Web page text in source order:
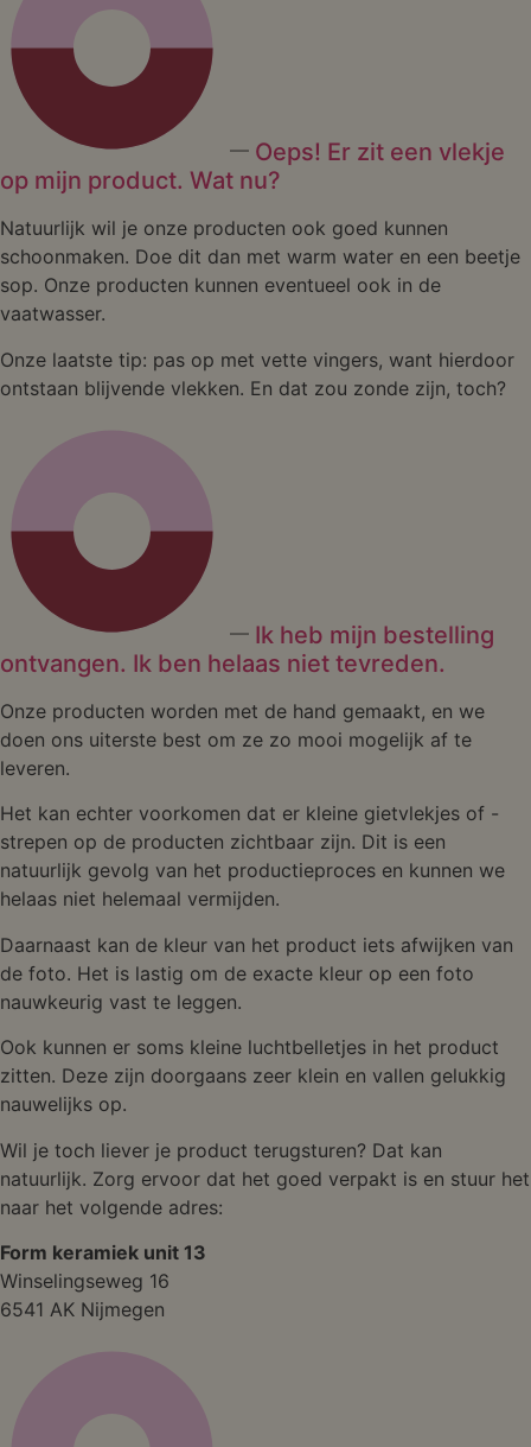
Oeps! Er zit een vlekje
op mijn product. Wat nu?
Natuurlijk wil je onze producten ook goed kunnen
schoonmaken. Doe dit dan met warm water en een beetje
sop. Onze producten kunnen eventueel ook in de
vaatwasser.
Onze laatste tip: pas op met vette vingers, want hierdoor
ontstaan blijvende vlekken. En dat zou zonde zijn, toch?
Ik heb mijn bestelling
ontvangen. Ik ben helaas niet tevreden.
Onze producten worden met de hand gemaakt, en we
doen ons uiterste best om ze zo mooi mogelijk af te
leveren.
Het kan echter voorkomen dat er kleine gietvlekjes of -
strepen op de producten zichtbaar zijn. Dit is een
natuurlijk gevolg van het productieproces en kunnen we
helaas niet helemaal vermijden.
Daarnaast kan de kleur van het product iets afwijken van
de foto. Het is lastig om de exacte kleur op een foto
nauwkeurig vast te leggen.
Ook kunnen er soms kleine luchtbelletjes in het product
zitten. Deze zijn doorgaans zeer klein en vallen gelukkig
nauwelijks op.
Wil je toch liever je product terugsturen? Dat kan
natuurlijk. Zorg ervoor dat het goed verpakt is en stuur het
naar het volgende adres:
Form keramiek unit 13
Winselingseweg 16
6541 AK Nijmegen